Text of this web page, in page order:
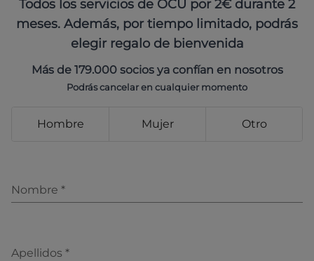
Todos los servicios de OCU por 2€ durante 2
meses. Además, por tiempo limitado, podrás
elegir regalo de bienvenida
Más de 179.000 socios ya confían en nosotros
Podrás cancelar en cualquier momento
Hombre Mujer Otro
Nombre *
Apellidos *